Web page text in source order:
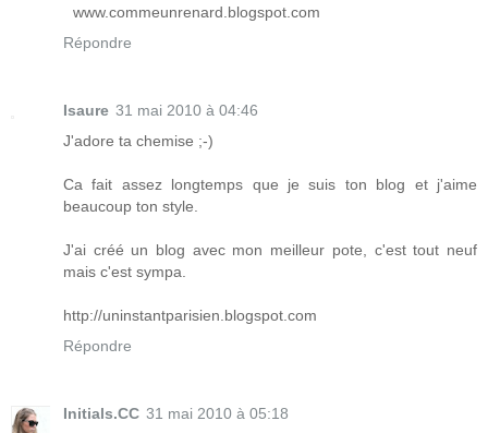
www.commeunrenard.blogspot.com
Répondre
Isaure 31 mai 2010 à 04:46
J'adore ta chemise ;-)
Ca fait assez longtemps que je suis ton blog et j'aime
beaucoup ton style.
J'ai créé un blog avec mon meilleur pote, c'est tout neuf
mais c'est sympa.
http://uninstantparisien.blogspot.com
Répondre
Initials.CC 31 mai 2010 à 05:18